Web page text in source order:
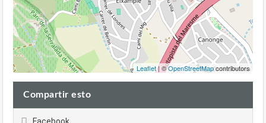
Leaflet| ©OpenStreetMapcontributors
Compartir esto